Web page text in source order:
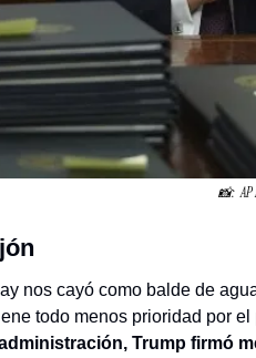
📸:  AP
nos cayó como balde de
todo menos prioridad por
Trump firmó